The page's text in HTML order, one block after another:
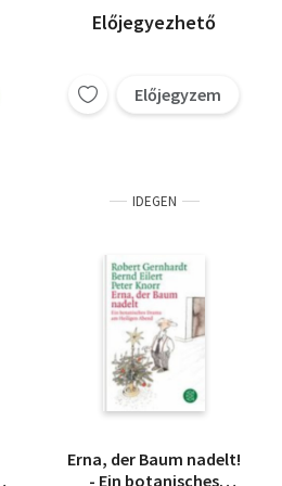
Előjegyezhető
Előjegyzem
IDEGEN
Erna, der Baum nadelt!
- Ein botanisches